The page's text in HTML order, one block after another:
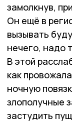
замолкнув,
Он ещё в
вызывать
нечего, надо
В этой
как
ночную
злополучные
застудить